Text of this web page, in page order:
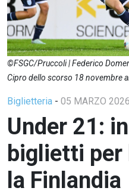
©FSGC/Pruccoli | Federico
Cipro dello scorso 18 novembre
Biglietteria - 05 MARZO 2026
Under 21:
biglietti per
la Finlandia